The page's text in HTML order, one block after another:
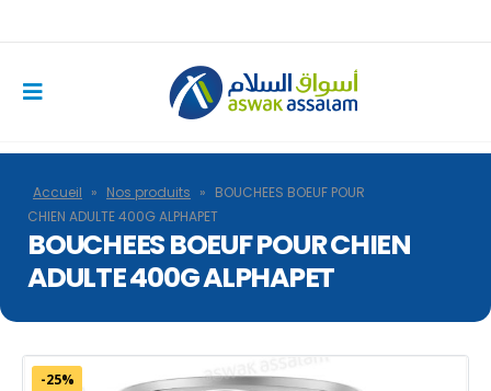
Accueil » Nos produits » BOUCHEES BOEUF POUR
CHIEN ADULTE 400G ALPHAPET
BOUCHEES BOEUF POUR CHIEN
ADULTE 400G ALPHAPET
-25%